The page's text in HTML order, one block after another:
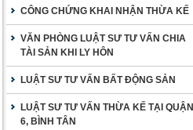
CÔNG CHỨNG KHAI NHẬN THỪA KẾ
VĂN PHÒNG LUẬT SƯ TƯ VẤN CHIA
TÀI SẢN KHI LY HÔN
LUẬT SƯ TƯ VẤN BẤT ĐỘNG SẢN
LUẬT SƯ TƯ VẤN THỪA KẾ TẠI QUẬN
6, BÌNH TÂN